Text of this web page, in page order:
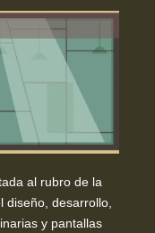
al rubro de la
diseño, desarrollo,
y pantallas